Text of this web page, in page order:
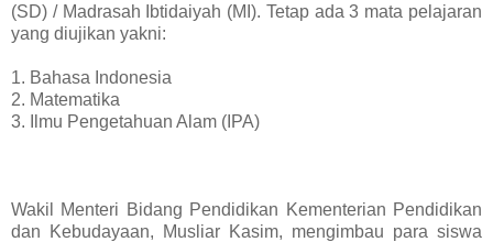
(SD) / Madrasah Ibtidaiyah (MI). Tetap ada 3 mata pelajaran
yang diujikan yakni:
1. Bahasa Indonesia
2. Matematika
3. Ilmu Pengetahuan Alam (IPA)
Wakil Menteri Bidang Pendidikan Kementerian Pendidikan
dan Kebudayaan, Musliar Kasim, mengimbau para siswa